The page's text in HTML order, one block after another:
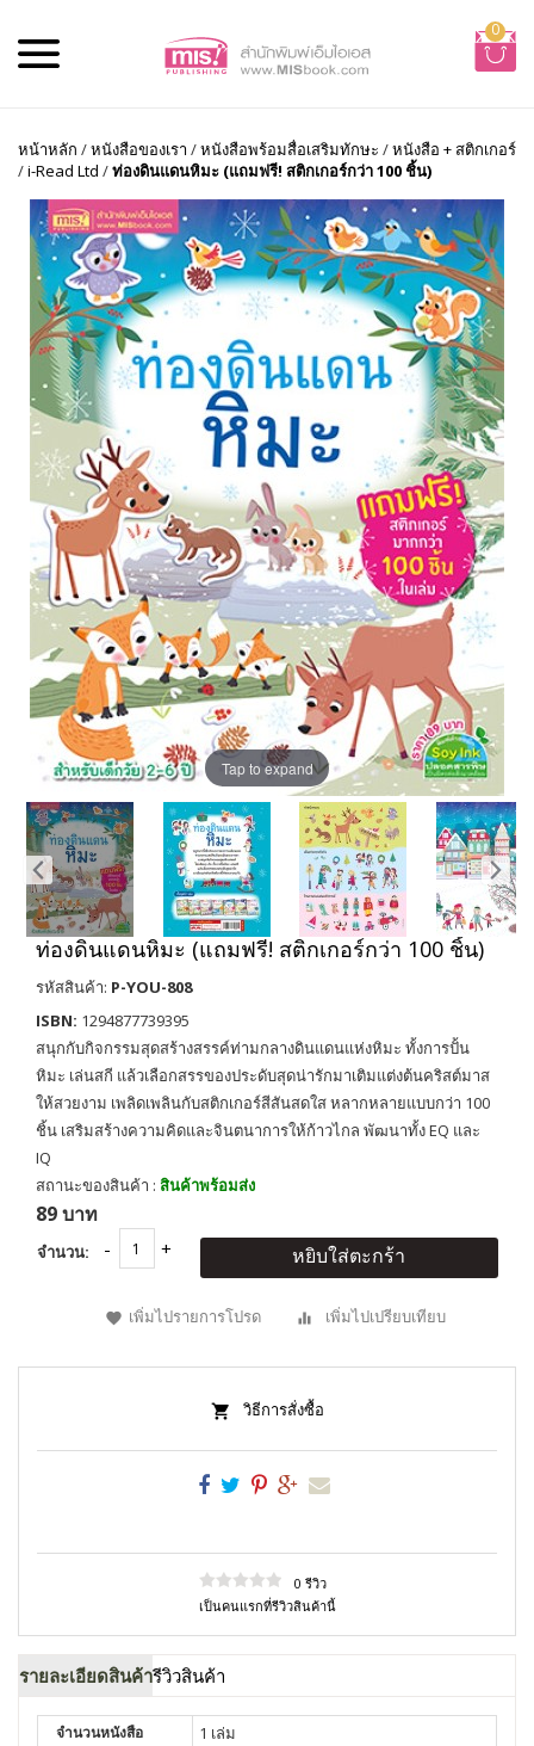
0
หน้าหลัก /หนังสือของเรา /หนังสือพร้อมสื่อเสริมทักษะ /หนังสือ + สติกเกอร์
/i-Read Ltd /ท่องดินแดนหิมะ (แถมฟรี! สติกเกอร์กว่า 100 ชิ้น)
Tap to expand
ท่องดินแดนหิมะ (แถมฟรี! สติกเกอร์กว่า 100 ชิ้น)
รหัสสินค้า: P-YOU-808
ISBN: 1294877739395
สนุกกับกิจกรรมสุดสร้างสรรค์ท่ามกลางดินแดนแห่งหิมะ ทั้งการปั้น
หิมะ เล่นสกี แล้วเลือกสรรของประดับสุดน่ารักมาเติมแต่งต้นคริสต์มาส
ให้สวยงาม เพลิดเพลินกับสติกเกอร์สีสันสดใส หลากหลายแบบกว่า 100
ชิ้น เสริมสร้างความคิดและจินตนาการให้ก้าวไกล พัฒนาทั้ง EQ และ
IQ
สถานะของสินค้า : สินค้าพร้อมส่ง
89 บาท
จำนวน: หยิบใส่ตะกร้า
เพิ่มไปรายการโปรด เพิ่มไปเปรียบเทียบ
วิธีการสั่งซื้อ
0 รีวิว
เป็นคนแรกที่รีวิวสินค้านี้
รายละเอียดสินค้ารีวิวสินค้า
จำนวนหนังสือ 1 เล่ม